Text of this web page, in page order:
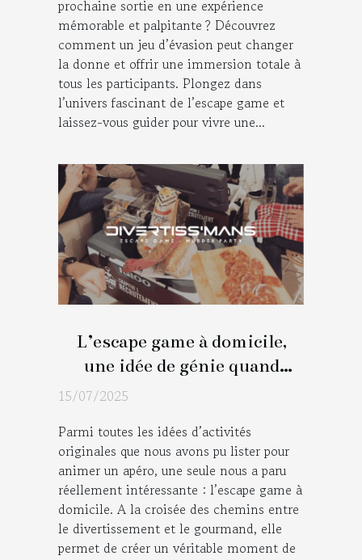
prochaine sortie en une expérience
mémorable et palpitante ? Découvrez
comment un jeu d’évasion peut changer
la donne et offrir une immersion totale à
tous les participants. Plongez dans
l’univers fascinant de l’escape game et
laissez-vous guider pour vivre une...
L’escape game à domicile,
une idée de génie quand
sonne l’heure de l’apéro !
15/07/2025
Parmi toutes les idées d’activités
originales que nous avons pu lister pour
animer un apéro, une seule nous a paru
réellement intéressante : l’escape game à
domicile. A la croisée des chemins entre
le divertissement et le gourmand, elle
permet de créer un véritable moment de